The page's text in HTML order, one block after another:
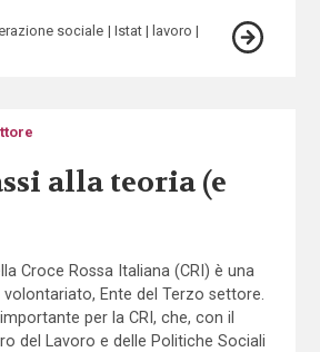
sociale Istat
lavoro
alla teoria (e
Croce Rossa Italiana (CRI) è una
Ente del Terzo settore.
per la CRI, che, con il
del Lavoro e delle Politiche Sociali